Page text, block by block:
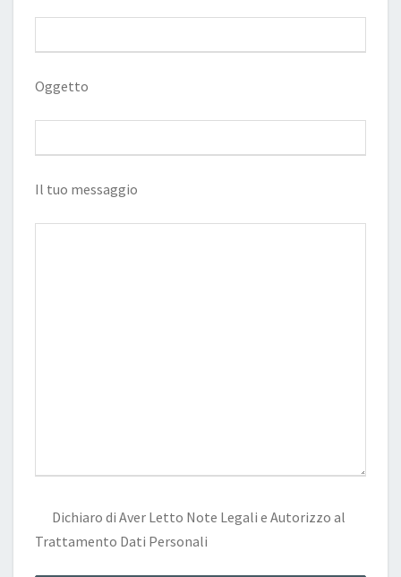
Oggetto
Il tuo messaggio
Dichiaro di Aver Letto Note Legali e Autorizzo al
Trattamento Dati Personali